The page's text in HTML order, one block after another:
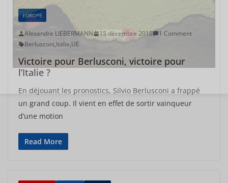
EUROPE
Alexandre LIEBERMANN 15 décembre 2010
1 Comment
Berlusconi,Italie,UE
Victoire pour Berlusconi, victoire pour
l’Italie ?
En déjouant les pronostics, Silvio Berlusconi a frappé
un grand coup. Il vient en effet de sortir vainqueur
d’une motion
Read More